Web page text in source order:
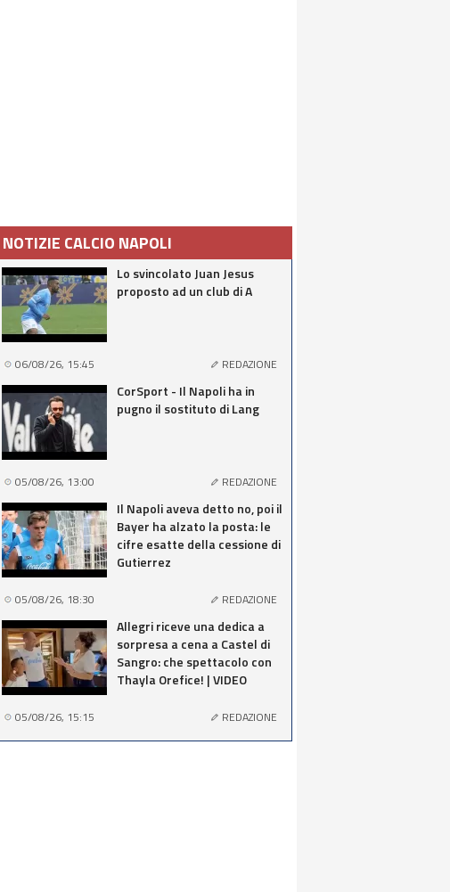
NOTIZIE CALCIO NAPOLI
Lo svincolato Juan Jesus
proposto ad un club di A
06/08/26, 15:45 REDAZIONE
CorSport - Il Napoli ha in
pugno il sostituto di Lang
05/08/26, 13:00 REDAZIONE
Il Napoli aveva detto no, poi il
Bayer ha alzato la posta: le
cifre esatte della cessione di
Gutierrez
05/08/26, 18:30 REDAZIONE
Allegri riceve una dedica a
sorpresa a cena a Castel di
Sangro: che spettacolo con
Thayla Orefice! | VIDEO
05/08/26, 15:15 REDAZIONE